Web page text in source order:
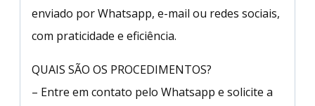
enviado por Whatsapp, e-mail ou redes sociais,
com praticidade e eficiência.
QUAIS SÃO OS PROCEDIMENTOS?
– Entre em contato pelo Whatsapp e solicite a